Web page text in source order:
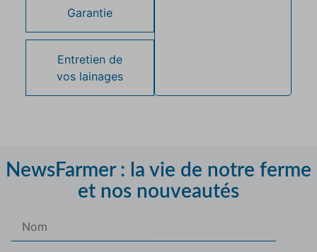
Garantie
Entretien de
vos lainages
NewsFarmer : la vie de notre ferme
et nos nouveautés